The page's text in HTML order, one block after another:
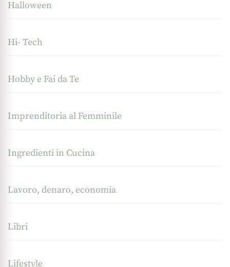
Halloween
Hi- Tech
Hobby e Fai da Te
Imprenditoria al Femminile
Ingredienti in Cucina
Lavoro, denaro, economia
Libri
Lifestyle